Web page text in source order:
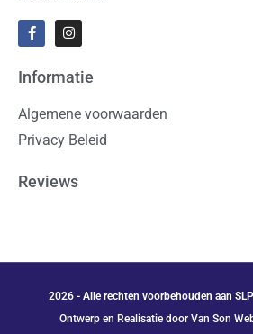
Informatie
Algemene voorwaarden
Privacy Beleid
Reviews
2026 - Alle rechten voorbehouden aan
Ontwerp en Realisatie door Van Son